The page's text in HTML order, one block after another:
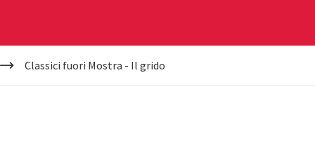
Classici fuori Mostra - Il grido